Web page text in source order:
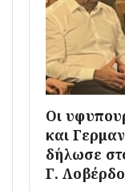
Οι
και
δήλωσε
Γ.